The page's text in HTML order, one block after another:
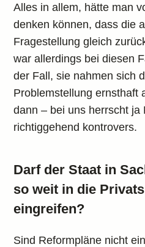
Alles in allem, hätte man
denken können, dass die
Fragestellung gleich
war allerdings bei diesen
der Fall, sie nahmen sich
Problemstellung ernsthaft
dann – bei uns herrscht ja
richtiggehend kontrovers.
Darf der Staat in
so weit in die
eingreifen?
Sind Reformpläne nicht